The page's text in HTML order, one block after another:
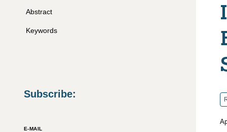
Abstract
Keywords
Subscribe:
E-MAIL